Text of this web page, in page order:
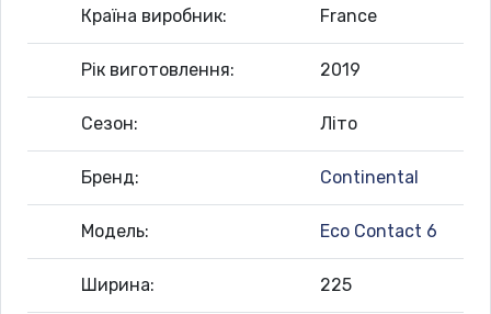
Країна виробник: France
Рік виготовлення: 2019
Сезон: Літо
Бренд: Continental
Модель: Eco Contact 6
Ширина: 225